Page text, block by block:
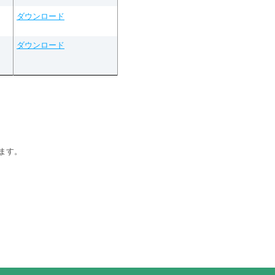
ダウンロード
ダウンロード
す。